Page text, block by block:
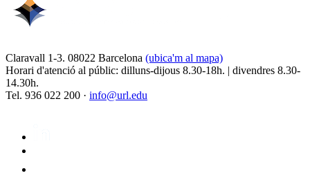
Claravall 1-3. 08022 Barcelona (ubica'm al mapa)
Horari d'atenció al públic: dilluns-dijous 8.30-18h. | divendres 8.30-
14.30h.
Tel. 936 022 200 · info@url.edu